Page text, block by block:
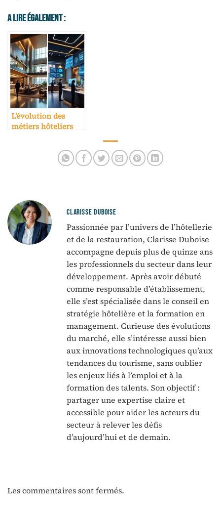
A Lire Également :
L’évolution des
métiers hôteliers
CLARISSE DUBOISE
Passionnée par l’univers de l’hôtellerie
et de la restauration, Clarisse Duboise
accompagne depuis plus de quinze ans
les professionnels du secteur dans leur
développement. Après avoir débuté
comme responsable d’établissement,
elle s’est spécialisée dans le conseil en
stratégie hôtelière et la formation en
management. Curieuse des évolutions
du marché, elle s’intéresse aussi bien
aux innovations technologiques qu’aux
tendances du tourisme, sans oublier
les enjeux liés à l’emploi et à la
formation des talents. Son objectif :
partager une expertise claire et
accessible pour aider les acteurs du
secteur à relever les défis
d’aujourd’hui et de demain.
Les commentaires sont fermés.